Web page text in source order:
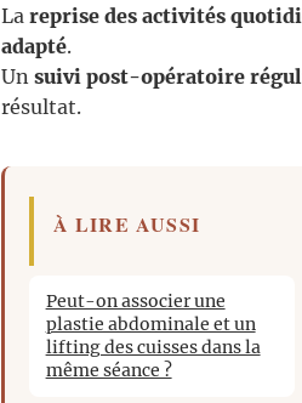
Lareprise des activités
adapté.
Unsuivi post-opératoire
résultat.
À LIRE AUSSI
Peut-on associer une
plastie abdominale et un
lifting des cuisses dans la
même séance ?